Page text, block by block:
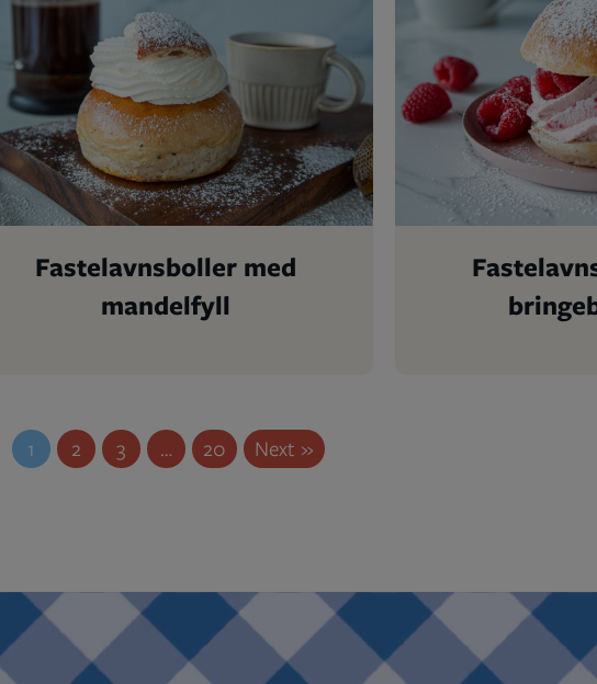
Fastelavnsboller med
mandelfyll
1 2 3 … 20 Next »